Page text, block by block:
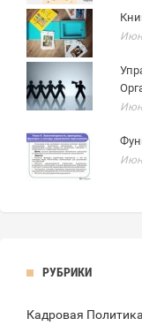
РУБРИКИ
Кадровая Политика